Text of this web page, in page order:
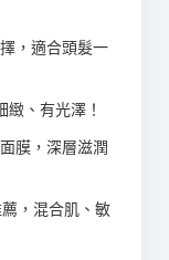
，適合頭髮一
、有光澤！
膜，深層滋潤
，混合肌、敏